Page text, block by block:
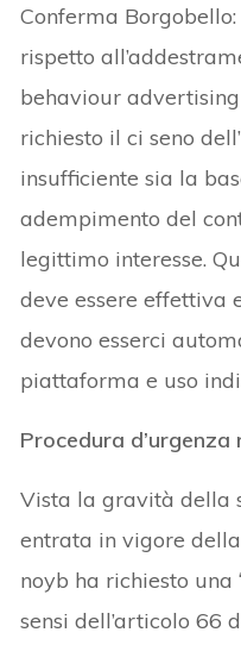
Conferma
rispetto
behaviour
richiesto il ci seno
insufficiente sia la
adempimento del
legittimo interesse.
deve essere effettiva
devono esserci
piattaforma e uso
Procedura d’urgenza
Vista la gravità della
entrata in vigore
noyb ha richiesto una
sensi dell’articolo 66